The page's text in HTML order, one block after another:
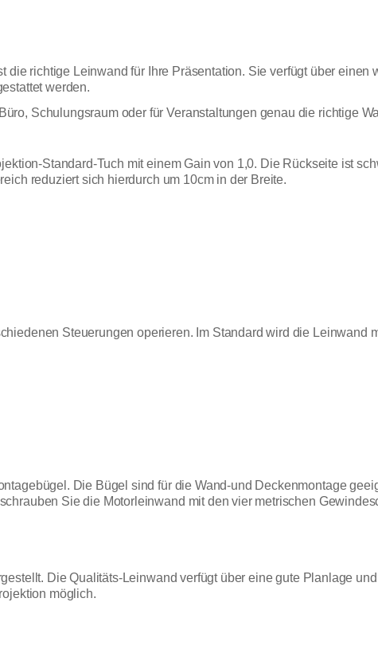
die richtige Leinwand für Ihre Präsentation. Sie verfügt über
werden.
Schulungsraum oder für Veranstaltungen genau die richtige
Standard-Tuch mit einem Gain von 1,0. Die Rückseite ist
reduziert sich hierdurch um 10cm in der Breite.
Steuerungen operieren. Im Standard wird die Leinwand
Die Bügel sind für die Wand-und Deckenmontage
Sie die Motorleinwand mit den vier metrischen
Die Qualitäts-Leinwand verfügt über eine gute Planlage
möglich.